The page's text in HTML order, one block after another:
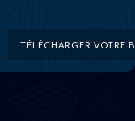
TÉLÉCHARGER VOTRE